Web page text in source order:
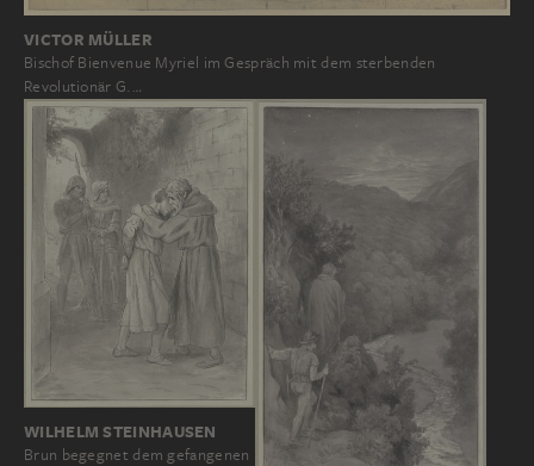
VICTOR MÜLLER
Bischof Bienvenue Myriel im Gespräch mit dem sterbenden
Revolutionär G.…
WILHELM STEINHAUSEN
Brun begegnet dem gefangenen